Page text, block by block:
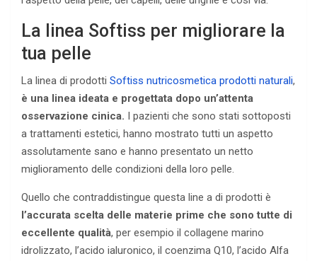
La linea Softiss per migliorare la
tua pelle
La linea di prodotti Softiss nutricosmetica prodotti naturali,
è una linea ideata e progettata dopo un’attenta
osservazione cinica. I pazienti che sono stati sottoposti
a trattamenti estetici, hanno mostrato tutti un aspetto
assolutamente sano e hanno presentato un netto
miglioramento delle condizioni della loro pelle.
Quello che contraddistingue questa line a di prodotti è
l’accurata scelta delle materie prime che sono tutte di
eccellente qualità, per esempio il collagene marino
idrolizzato, l’acido ialuronico, il coenzima Q10, l’acido Alfa